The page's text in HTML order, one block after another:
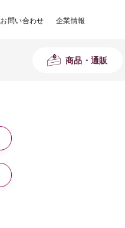
お問い合わせ 企業情報
商品・通販